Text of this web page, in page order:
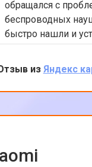
обращался с
беспроводных
быстро нашли и
с подключением.
обслуживание на
из Яндекс